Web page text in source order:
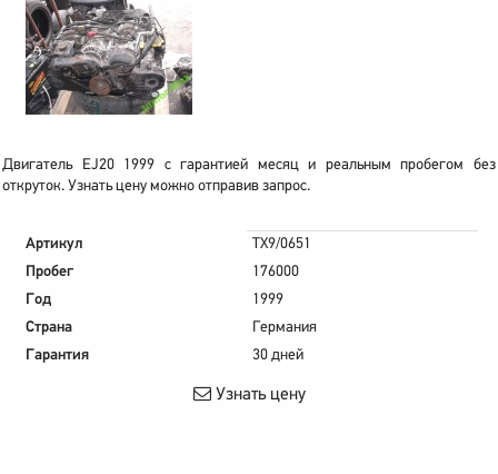
Двигатель EJ20 1999 с гарантией месяц и реальным пробегом без
откруток. Узнать цену можно отправив запрос.
Артикул
TX9/0651
Пробег
176000
Год
1999
Страна
Германия
Гарантия
30 дней
Узнать цену